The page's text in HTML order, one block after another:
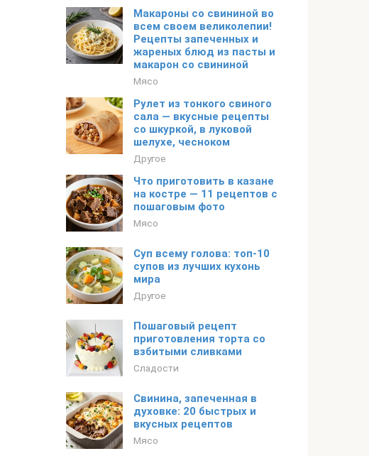
Макароны со свининой во
всем своем великолепии!
Рецепты запеченных и
жареных блюд из пасты и
макарон со свининой
Мясо
Рулет из тонкого свиного
сала — вкусные рецепты
со шкуркой, в луковой
шелухе, чесноком
Другое
Что приготовить в казане
на костре — 11 рецептов с
пошаговым фото
Мясо
Суп всему голова: топ-10
супов из лучших кухонь
мира
Другое
Пошаговый рецепт
приготовления торта со
взбитыми сливками
Сладости
Свинина, запеченная в
духовке: 20 быстрых и
вкусных рецептов
Мясо